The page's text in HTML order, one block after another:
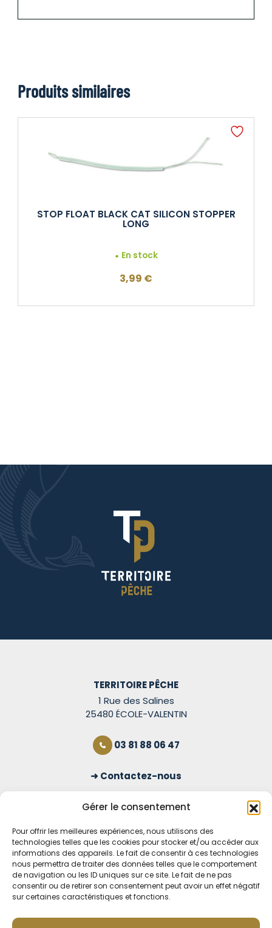
Gérer le consentement
Pour offrir les meilleures expériences, nous utilisons des
technologies telles que les cookies pour stocker et/ou accéder aux
informations des appareils. Le fait de consentir à ces technologies
nous permettra de traiter des données telles que le comportement
de navigation ou les ID uniques sur ce site. Le fait de ne pas
consentir ou de retirer son consentement peut avoir un effet négatif
sur certaines caractéristiques et fonctions.
Produits similaires
STOP FLOAT BLACK CAT SILICON STOPPER
LONG
En stock
3,99 €
TERRITOIRE PÊCHE
1 Rue des Salines
25480 ÉCOLE-VALENTIN
03 81 88 06 47
Contactez-nous
OUVERT TOUS LES JOURS
Voir nos horaires
MENTIONS LÉGALES